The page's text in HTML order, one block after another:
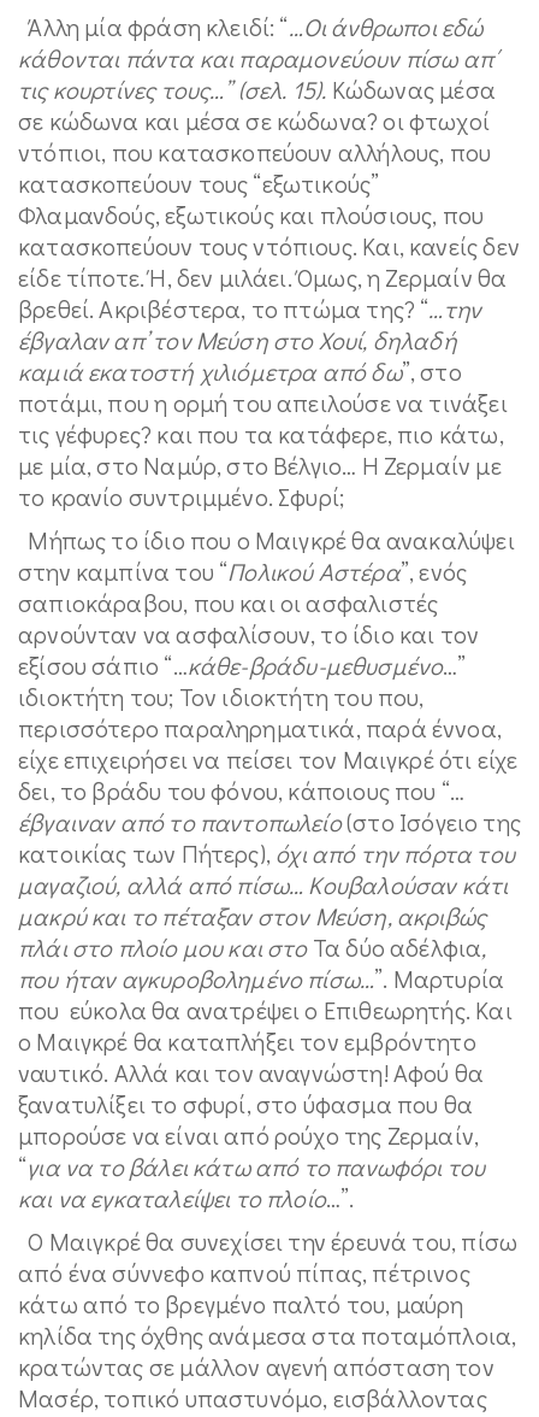
Άλλη μία φράση κλειδί: “…Οι άνθρωποι εδώ
κάθονται πάντα και παραμονεύουν πίσω απ΄
τις κουρτίνες τους…” (σελ. 15). Κώδωνας μέσα
σε κώδωνα και μέσα σε κώδωνα? οι φτωχοί
ντόπιοι, που κατασκοπεύουν αλλήλους, που
κατασκοπεύουν τους “εξωτικούς”
Φλαμανδούς, εξωτικούς και πλούσιους, που
κατασκοπεύουν τους ντόπιους. Και, κανείς δεν
είδε τίποτε. Ή, δεν μιλάει. Όμως, η Ζερμαίν θα
βρεθεί. Ακριβέστερα, το πτώμα της? “…την
έβγαλαν απ’ τον Μεύση στο Χουί, δηλαδή
καμιά εκατοστή χιλιόμετρα από δω”, στο
ποτάμι, που η ορμή του απειλούσε να τινάξει
τις γέφυρες? και που τα κατάφερε, πιο κάτω,
με μία, στο Ναμύρ, στο Βέλγιο… Η Ζερμαίν με
το κρανίο συντριμμένο. Σφυρί;
Μήπως το ίδιο που ο Μαιγκρέ θα ανακαλύψει
στην καμπίνα του “Πολικού Αστέρα”, ενός
σαπιοκάραβου, που και οι ασφαλιστές
αρνούνταν να ασφαλίσουν, το ίδιο και τον
εξίσου σάπιο “…κάθε-βράδυ-μεθυσμένο…”
ιδιοκτήτη του; Τον ιδιοκτήτη του που,
περισσότερο παραληρηματικά, παρά έννοα,
είχε επιχειρήσει να πείσει τον Μαιγκρέ ότι είχε
δει, το βράδυ του φόνου, κάποιους που “…
έβγαιναν από το παντοπωλείο(στο Ισόγειο της
κατοικίας των Πήτερς), όχι από την πόρτα του
μαγαζιού, αλλά από πίσω… Κουβαλούσαν κάτι
μακρύ και το πέταξαν στον Μεύση, ακριβώς
πλάι στο πλοίο μου και στοΤα δύο αδέλφια,
που ήταν αγκυροβολημένο πίσω…”. Μαρτυρία
που εύκολα θα ανατρέψει ο Επιθεωρητής. Και
ο Μαιγκρέ θα καταπλήξει τον εμβρόντητο
ναυτικό. Αλλά και τον αναγνώστη! Αφού θα
ξανατυλίξει το σφυρί, στο ύφασμα που θα
μπορούσε να είναι από ρούχο της Ζερμαίν,
“για να το βάλει κάτω από το πανωφόρι του
και να εγκαταλείψει το πλοίο…”.
Ο Μαιγκρέ θα συνεχίσει την έρευνά του, πίσω
από ένα σύννεφο καπνού πίπας, πέτρινος
κάτω από το βρεγμένο παλτό του, μαύρη
κηλίδα της όχθης ανάμεσα στα ποταμόπλοια,
κρατώντας σε μάλλον αγενή απόσταση τον
Μασέρ, τοπικό υπαστυνόμο, εισβάλλοντας